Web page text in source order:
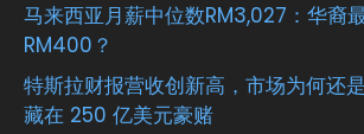
马来西亚月薪中位数RM3,027：华裔
RM400？
特斯拉财报营收创新高，市场为何还
藏在 250 亿美元豪赌